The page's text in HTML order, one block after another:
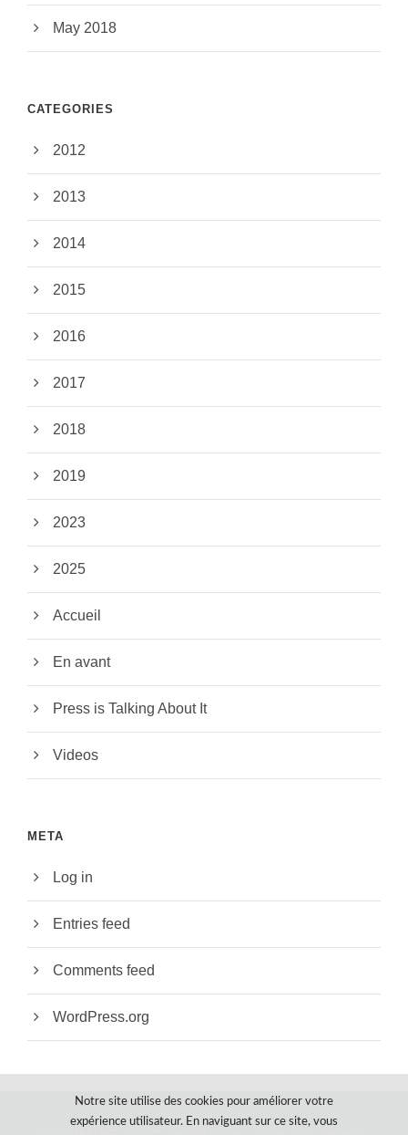
May 2018
CATEGORIES
2012
2013
2014
2015
2016
2017
2018
2019
2023
2025
Accueil
En avant
Press is Talking About It
Videos
META
Log in
Entries feed
Comments feed
WordPress.org
Notre site utilise des cookies pour améliorer votre
expérience utilisateur. En naviguant sur ce site, vous